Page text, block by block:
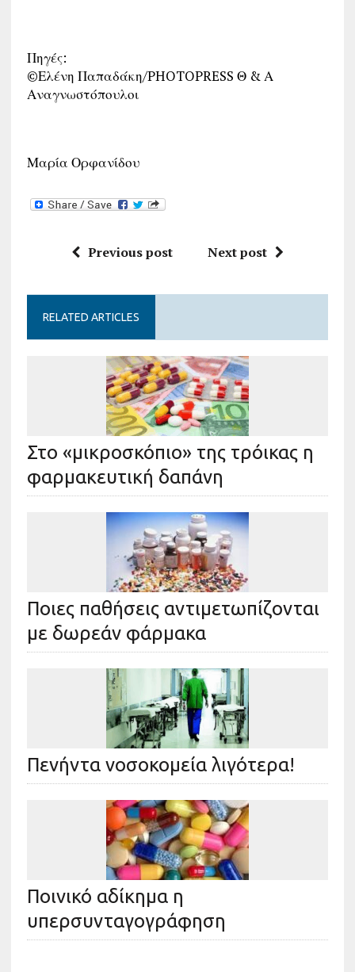
Πηγές:
©Ελένη Παπαδάκη/PHOTOPRESS Θ & Α
Αναγνωστόπουλοι
Μαρία Ορφανίδου
Previous post Next post
RELATED ARTICLES
Στο «μικροσκόπιο» της τρόικας η
φαρμακευτική δαπάνη
Ποιες παθήσεις αντιμετωπίζονται
με δωρεάν φάρμακα
Πενήντα νοσοκομεία λιγότερα!
Ποινικό αδίκημα η
υπερσυνταγογράφηση